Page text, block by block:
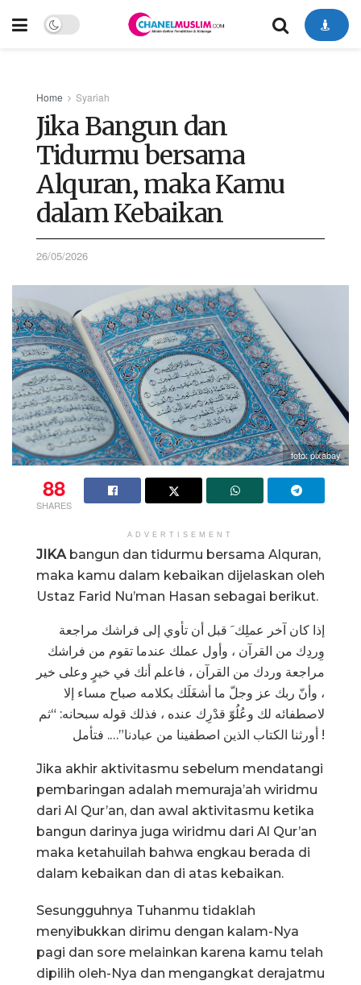
Home Syariah
Jika Bangun dan
Tidurmu bersama
Alquran, maka Kamu
dalam Kebaikan
26/05/2026
foto: pixabay
88
SHARES
ADVERTISEMENT
JIKA bangun dan tidurmu bersama Alquran,
maka kamu dalam kebaikan dijelaskan oleh
Ustaz Farid Nu’man Hasan sebagai berikut.
إذا كان آخر عملِك َ قبل أن تأوي إلى فراشك مراجعة
وِردِك من القرآن ، وأول عملك عندما تقوم من فراشك
مراجعة وردك من القرآن ، فاعلم أنك في خيرٍ وعلى خير
، وأنّ ربك عز وجلّ ما أشغَلَك بكلامه صباح مساء إلا
لاصطفائه لك وعُلُوّ قدْرِك عنده ، فذلك قوله سبحانه: “ثم
أورثنا الكتاب الذين اصطفينا من عبادنا”…. فتأمل !
Jika akhir aktivitasmu sebelum mendatangi
pembaringan adalah memuraja’ah wiridmu
dari Al Qur’an, dan awal aktivitasmu ketika
bangun darinya juga wiridmu dari Al Qur’an
maka ketahuilah bahwa engkau berada di
dalam kebaikan dan di atas kebaikan.
Sesungguhnya Tuhanmu tidaklah
menyibukkan dirimu dengan kalam-Nya
pagi dan sore melainkan karena kamu telah
dipilih oleh-Nya dan mengangkat derajatmu